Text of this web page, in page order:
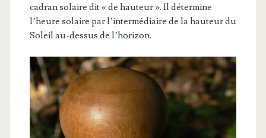
cadran solaire dit « de hauteur ». Il détermine
l’heure solaire par l’intermédiaire de la hauteur du
Soleil au-dessus de l’horizon.